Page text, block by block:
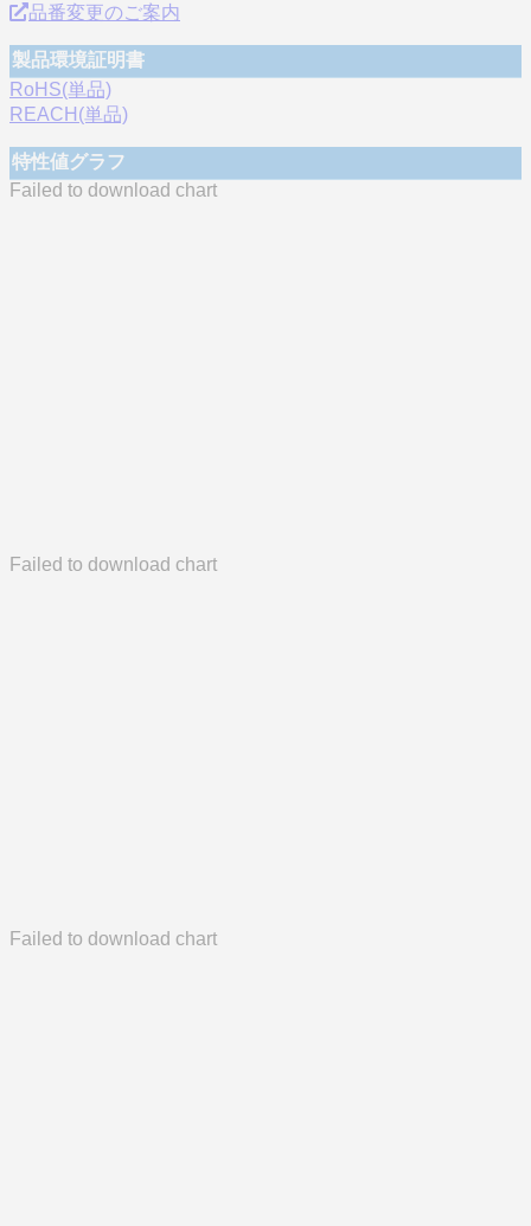
品番変更のご案内
製品環境証明書
RoHS(単品)
REACH(単品)
特性値グラフ
Failed to download chart
Failed to download chart
Failed to download chart